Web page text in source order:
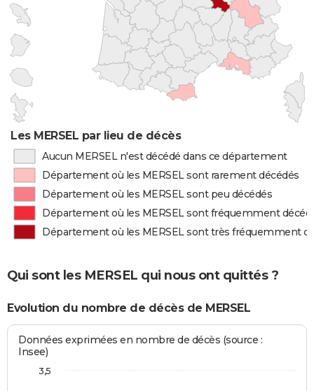
Les MERSEL par lieu de décès
Aucun MERSEL n'est décédé dans ce département
Département où les MERSEL sont rarement décédés
Département où les MERSEL sont peu décédés
Département où les MERSEL sont fréquemment
Département où les MERSEL sont très fréquemment
Qui sont les MERSEL qui nous ont quittés ?
Evolution du nombre de décès de MERSEL
Données exprimées en nombre de décès (source :
Insee)
3,5